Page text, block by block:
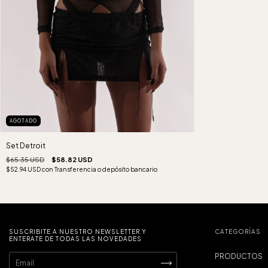
AGOTADO
Set Detroit
$65.35 USD $58.82 USD
$52.94 USDcon Transferencia o depósito bancario
SUSCRIBITE A NUESTRO NEWSLETTER Y
ENTERATE DE TODAS LAS NOVEDADES
CATEGORÍAS
PRODUCTOS